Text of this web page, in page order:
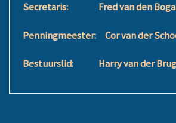
Secretaris: Fred van den
Penningmeester: Cor van der
Bestuurslid: Harry van der